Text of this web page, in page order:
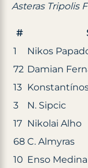
Asteras Tripolis
#
1
Nikos
72 Damian
13
3
N. Sipcic
17 Nikolai Alho
68 C. Almyras
10 Enso Medina